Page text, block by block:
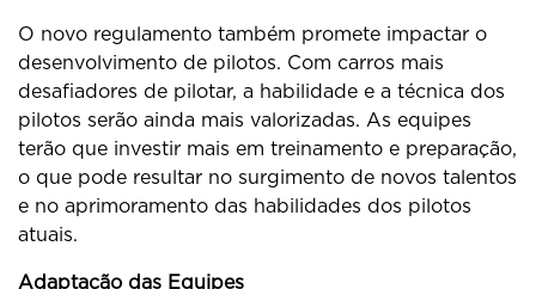
O novo regulamento também promete impactar o
desenvolvimento de pilotos. Com carros mais
desafiadores de pilotar, a habilidade e a técnica dos
pilotos serão ainda mais valorizadas. As equipes
terão que investir mais em treinamento e preparação,
o que pode resultar no surgimento de novos talentos
e no aprimoramento das habilidades dos pilotos
atuais.
Adaptação das Equipes